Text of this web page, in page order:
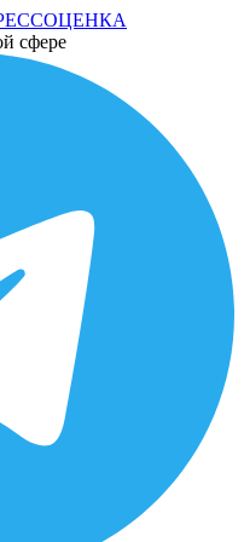
ОЦЕНКА
сфере